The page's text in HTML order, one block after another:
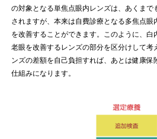
の対象となる単焦点眼内レンズは、あくまで
されますが、本来は自費診療となる多焦点眼
を改善することができます。このように、白
老眼を改善するレンズの部分を区分けして考
ンズの差額を自己負担すれば、あとは健康
仕組みになります。